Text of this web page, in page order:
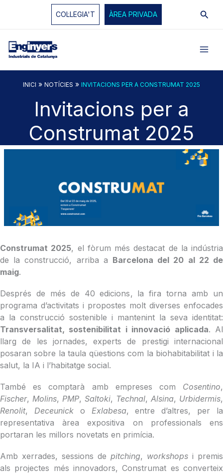
COL·LEGIA'T ÀREA PRIVADA
INICI » NOTÍCIES » INVITACIONS PER A CONSTRUMAT 2025
Invitacions per a
Construmat 2025
Construmat 2025, el fòrum més destacat de la indústria
de la construcció, arriba a Barcelona del 20 al 22 de
maig.
Després de més de 40 edicions, la fira torna amb un
programa d’activitats i propostes molt diverses enfocades
a la construcció sostenible i mantenint la seva identitat:
Transversalitat, sostenibilitat i innovació aplicada. Al
llarg de les jornades, experts de prestigi internacional
posaran sobre la taula qüestions com la biohabitabilitat i la
salut, la IA i l’habitatge social.
També es comptarà amb empreses com Cosentino,
Fischer, Molins, PMP, Saltoki, Technal, Alsina, Urbidermis,
Renolit, Deceunick o Exlabesa, entre d’altres, per la
representativa àrea expositiva on professionals ens
portaran les millors novetats en primícia.
Amb xerrades, sessions de pitching, workshops i premis
als projectes més innovadors, Construmat es converteix